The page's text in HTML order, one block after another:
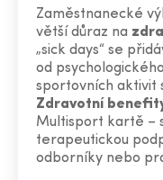
Zaměstnanecké
větší důraz na
„sick days“ se
od
sportovních aktivit
Zdravotní
Multisport kartě –
terapeutickou
odborníky nebo